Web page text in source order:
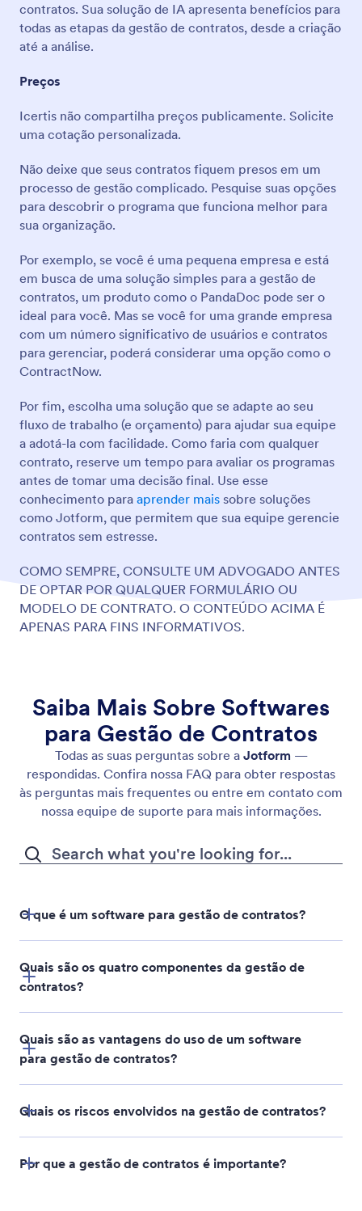
contratos. Sua solução de IA apresenta benefícios para
todas as etapas da gestão de contratos, desde a criação
até a análise.
Preços
Icertis não compartilha preços publicamente. Solicite
uma cotação personalizada.
Não deixe que seus contratos fiquem presos em um
processo de gestão complicado. Pesquise suas opções
para descobrir o programa que funciona melhor para
sua organização.
Por exemplo, se você é uma pequena empresa e está
em busca de uma solução simples para a gestão de
contratos, um produto como o PandaDoc pode ser o
ideal para você. Mas se você for uma grande empresa
com um número significativo de usuários e contratos
para gerenciar, poderá considerar uma opção como o
ContractNow.
Por fim, escolha uma solução que se adapte ao seu
fluxo de trabalho (e orçamento) para ajudar sua equipe
a adotá-la com facilidade. Como faria com qualquer
contrato, reserve um tempo para avaliar os programas
antes de tomar uma decisão final. Use esse
conhecimento para aprender mais sobre soluções
como Jotform, que permitem que sua equipe gerencie
contratos sem estresse.
COMO SEMPRE, CONSULTE UM ADVOGADO ANTES
DE OPTAR POR QUALQUER FORMULÁRIO OU
MODELO DE CONTRATO. O CONTEÚDO ACIMA É
APENAS PARA FINS INFORMATIVOS.
Saiba Mais Sobre Softwares
para Gestão de Contratos
Todas as suas perguntas sobre a Jotform—
respondidas. Confira nossa FAQ para obter respostas
às perguntas mais frequentes ou entre em contato com
nossa equipe de suporte para mais informações.
O que é um software para gestão de contratos?
Quais são os quatro componentes da gestão de
contratos?
Gestão de relacionamentos
Quais são as vantagens do uso de um software
para gestão de contratos?
Quais os riscos envolvidos na gestão de contratos?
Por que a gestão de contratos é importante?